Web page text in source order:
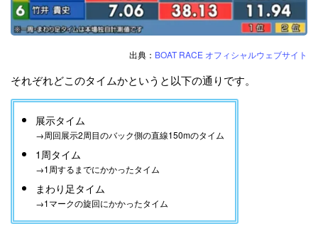
出典： BOAT RACE オフィシャルウェブサイト
それぞれどこのタイムかというと以下の通りです。
展示タイム
→周回展示2周目のバック側の直線150mのタイム
1周タイム
→1周するまでにかかったタイム
まわり足タイム
→1マークの旋回にかかったタイム